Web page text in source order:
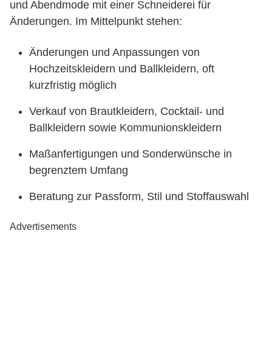
und Abendmode mit einer Schneiderei für
Änderungen. Im Mittelpunkt stehen:
Änderungen und Anpassungen von
Hochzeitskleidern und Ballkleidern, oft
kurzfristig möglich
Verkauf von Brautkleidern, Cocktail- und
Ballkleidern sowie Kommunionskleidern
Maßanfertigungen und Sonderwünsche in
begrenztem Umfang
Beratung zur Passform, Stil und Stoffauswahl
Advertisements